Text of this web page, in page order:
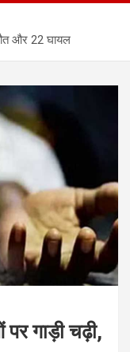
और 22 घायल
गाड़ी चढ़ी,